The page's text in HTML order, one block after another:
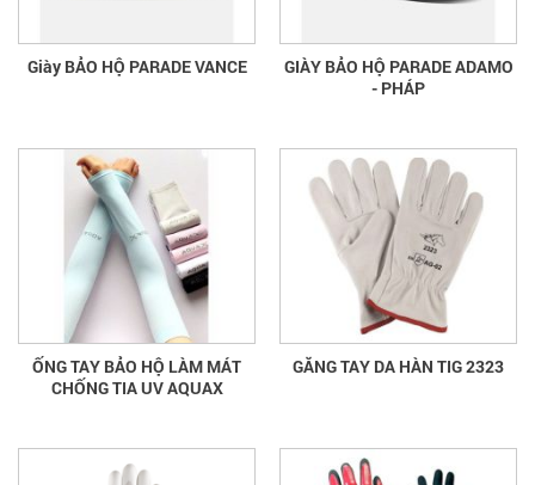
Giày BẢO HỘ PARADE VANCE
GIÀY BẢO HỘ PARADE ADAMO
- PHÁP
ỐNG TAY BẢO HỘ LÀM MÁT
CHỐNG TIA UV AQUAX
GĂNG TAY DA HÀN TIG 2323